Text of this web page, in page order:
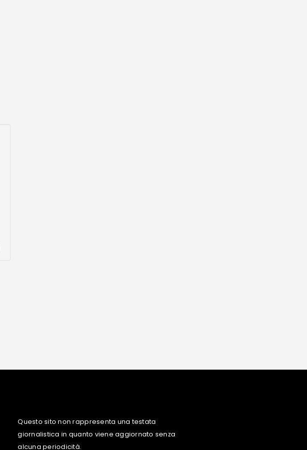
Questo sito non rappresenta una testata
giornalistica in quanto viene aggiornato senza
alcuna periodicità.